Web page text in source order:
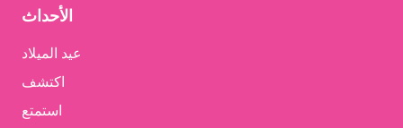
الأحداث
عيد الميلاد
اكتشف
استمتع